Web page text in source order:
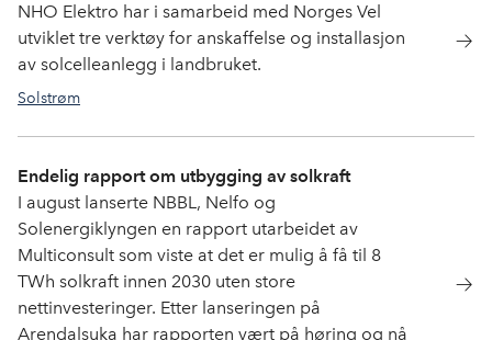
NHO Elektro har i samarbeid med Norges Vel
utviklet tre verktøy for anskaffelse og installasjon
av solcelleanlegg i landbruket.
Solstrøm
Endelig rapport om utbygging av solkraft
I august lanserte NBBL, Nelfo og
Solenergiklyngen en rapport utarbeidet av
Multiconsult som viste at det er mulig å få til 8
TWh solkraft innen 2030 uten store
nettinvesteringer. Etter lanseringen på
Arendalsuka har rapporten vært på høring og nå